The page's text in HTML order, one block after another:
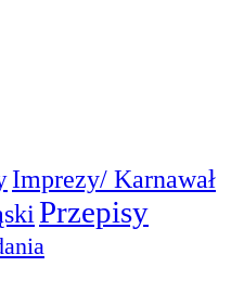
Imprezy/ Karnawał
Przepisy